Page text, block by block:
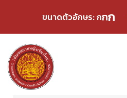
ขนาดตัวอักษร:กกก